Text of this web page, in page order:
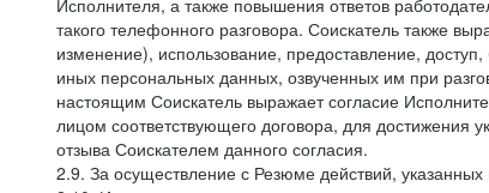
Исполнителя, а также повышения ответов
такого телефонного разговора. Соискатель также
изменение), использование, предоставление,
иных персональных данных, озвученных им при
настоящим Соискатель выражает согласие
лицом соответствующего договора, для достижения
отзыва Соискателем данного согласия.
2.9. За осуществление с Резюме действий,